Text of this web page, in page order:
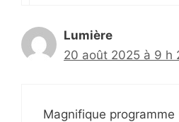
Lumière
20 août 2025 à 9 h
Magnifique programme